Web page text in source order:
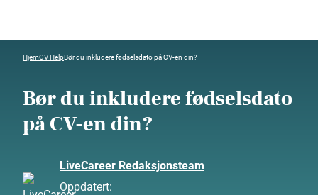
HjemCV HelpBør du inkludere fødselsdato på CV-en din?
Bør du inkludere fødselsdato
på CV-en din?
LiveCareer Redaksjonsteam
Oppdatert: